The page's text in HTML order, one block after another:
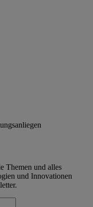
Themen und alles
und Innovationen